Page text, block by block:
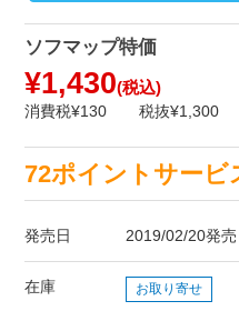
ソフマップ特価
¥1,430(税込)
消費税¥130 税抜¥1,300
72ポイントサー
発売日 2019/02/20発売
在庫 お取り寄せ